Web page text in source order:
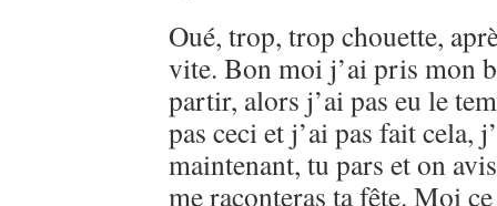
Oué, trop, trop chouette,
vite. Bon moi j’ai pris mon
partir, alors j’ai pas eu le
pas ceci et j’ai pas fait cela,
maintenant, tu pars et on
me raconteras ta fête. Moi